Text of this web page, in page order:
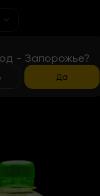
- Запорожье?
Да
Темпура
Роллы